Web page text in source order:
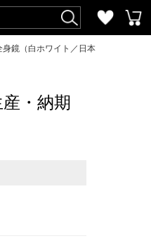
鏡（白ホワイト／日本
・納期